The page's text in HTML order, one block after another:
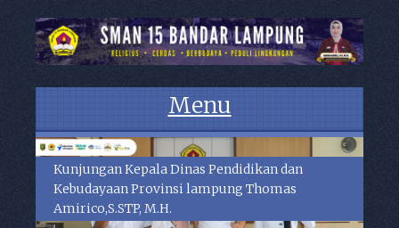
Menu
Skip to content
Kunjungan Kepala Dinas Pendidikan dan
Kebudayaan Provinsi lampung Thomas
Amirico,S.STP, M.H.